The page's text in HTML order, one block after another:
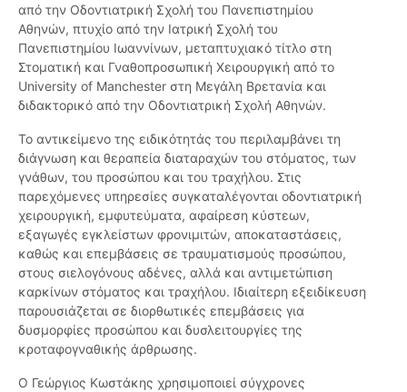
από την Οδοντιατρική Σχολή του Πανεπιστημίου
Αθηνών, πτυχίο από την Ιατρική Σχολή του
Πανεπιστημίου Ιωαννίνων, μεταπτυχιακό τίτλο στη
Στοματική και Γναθοπροσωπική Χειρουργική από το
University of Manchester στη Μεγάλη Βρετανία και
διδακτορικό από την Οδοντιατρική Σχολή Αθηνών.
Το αντικείμενο της ειδικότητάς του περιλαμβάνει τη
διάγνωση και θεραπεία διαταραχών του στόματος, των
γνάθων, του προσώπου και του τραχήλου. Στις
παρεχόμενες υπηρεσίες συγκαταλέγονται οδοντιατρική
χειρουργική, εμφυτεύματα, αφαίρεση κύστεων,
εξαγωγές εγκλείστων φρονιμιτών, αποκαταστάσεις,
καθώς και επεμβάσεις σε τραυματισμούς προσώπου,
στους σιελογόνους αδένες, αλλά και αντιμετώπιση
καρκίνων στόματος και τραχήλου. Ιδιαίτερη εξειδίκευση
παρουσιάζεται σε διορθωτικές επεμβάσεις για
δυσμορφίες προσώπου και δυσλειτουργίες της
κροταφογναθικής άρθρωσης.
Ο Γεώργιος Κωστάκης χρησιμοποιεί σύγχρονες